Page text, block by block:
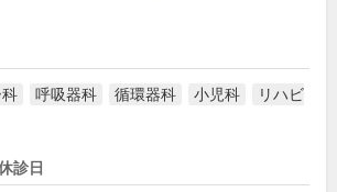
呼吸器科 循環器科 小児科
リハビ
診日